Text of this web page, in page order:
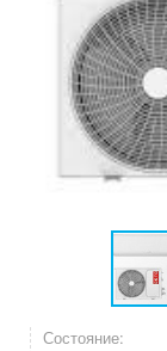
Состояние: